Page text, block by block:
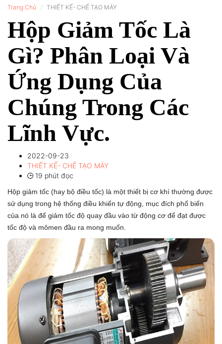
Trang Chủ THIẾT KẾ- CHẾ TẠO MÁY
Hộp Giảm Tốc Là
Gì? Phân Loại Và
Ứng Dụng Của
Chúng Trong Các
Lĩnh Vực.
2022-09-23
THIẾT KẾ- CHẾ TẠO MÁY
19 phút đọc
Hộp giảm tốc (hay bộ điều tốc) là một thiết bị cơ khí thường được
sử dụng trong hệ thống điều khiển tự động, mục đích phổ biến
của nó là để giảm tốc độ quay đầu vào từ động cơ để đạt được
tốc độ và mômen đầu ra mong muốn.